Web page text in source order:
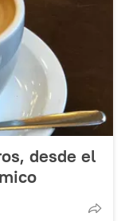
desde el